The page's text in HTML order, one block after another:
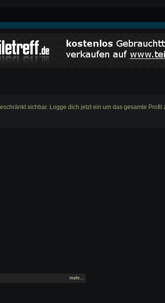
sichbar. Logge dich jetzt ein um das gesamte
mehr...